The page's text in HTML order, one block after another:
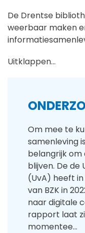
De Drentse
weerbaar maken
Uitklappen...
Om mee te
samenleving
belangrijk om
blijven. De
(UvA) heeft
van BZK in
naar digitale
rapport laat
momentee…